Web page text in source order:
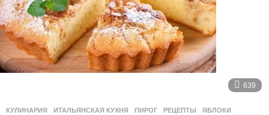
639
КУЛИНАРИЯ ИТАЛЬЯНСКАЯ КУХНЯ ,ПИРОГ ,РЕЦЕПТЫ ,ЯБЛОКИ